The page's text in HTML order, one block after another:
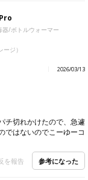
/ボトルウォーマー
ジ）
2026/03/13
チ切れかけたので、急遽
ではないのでこーゆーコ
を報告 参考になった